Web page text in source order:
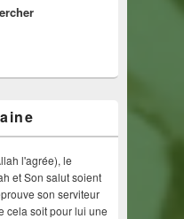
l'agrée), le
et Son salut soient
son serviteur
cela soit pour lui une